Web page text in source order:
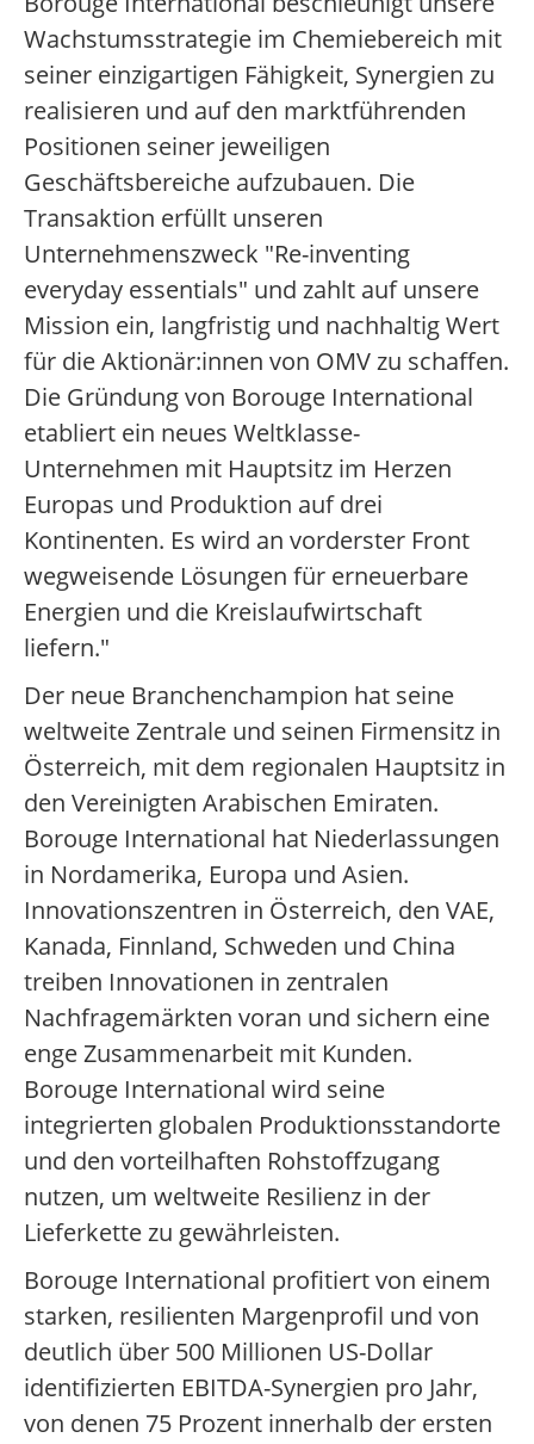
Wachstumsstrategie im Chemiebereich mit
seiner einzigartigen Fähigkeit, Synergien zu
realisieren und auf den marktführenden
Positionen seiner jeweiligen
Geschäftsbereiche aufzubauen. Die
Transaktion erfüllt unseren
Unternehmenszweck "Re-inventing
everyday essentials" und zahlt auf unsere
Mission ein, langfristig und nachhaltig Wert
für die Aktionär:innen von OMV zu schaffen.
Die Gründung von Borouge International
etabliert ein neues Weltklasse-
Unternehmen mit Hauptsitz im Herzen
Europas und Produktion auf drei
Kontinenten. Es wird an vorderster Front
wegweisende Lösungen für erneuerbare
Energien und die Kreislaufwirtschaft
liefern."
Der neue Branchenchampion hat seine
weltweite Zentrale und seinen Firmensitz in
Österreich, mit dem regionalen Hauptsitz in
den Vereinigten Arabischen Emiraten.
Borouge International hat Niederlassungen
in Nordamerika, Europa und Asien.
Innovationszentren in Österreich, den VAE,
Kanada, Finnland, Schweden und China
treiben Innovationen in zentralen
Nachfragemärkten voran und sichern eine
enge Zusammenarbeit mit Kunden.
Borouge International wird seine
integrierten globalen Produktionsstandorte
und den vorteilhaften Rohstoffzugang
nutzen, um weltweite Resilienz in der
Lieferkette zu gewährleisten.
Borouge International profitiert von einem
starken, resilienten Margenprofil und von
deutlich über 500 Millionen US-Dollar
identifizierten EBITDA-Synergien pro Jahr,
von denen 75 Prozent innerhalb der ersten